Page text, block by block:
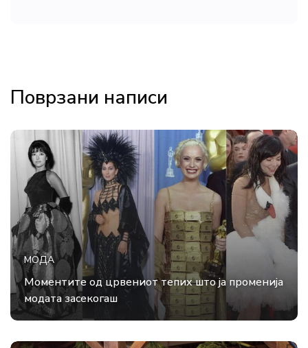
Поврзани написи
МОДА
Моментите од црвениот тепих што ја променија
модата засекогаш